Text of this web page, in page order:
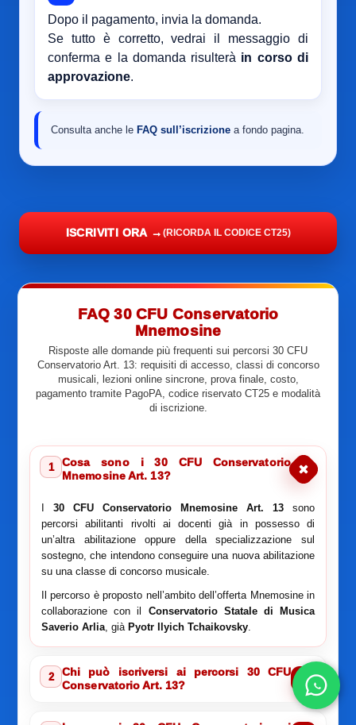
Dopo il pagamento, invia la domanda.
Se tutto è corretto, vedrai il messaggio di
conferma e la domanda risulterà in corso di
approvazione.
Consulta anche le FAQ sull’iscrizione a fondo pagina.
ISCRIVITI ORA → (RICORDA IL CODICE CT25)
FAQ 30 CFU Conservatorio
Mnemosine
Risposte alle domande più frequenti sui percorsi 30 CFU
Conservatorio Art. 13: requisiti di accesso, classi di concorso
musicali, lezioni online sincrone, prova finale, costo,
pagamento tramite PagoPA, codice riservato CT25 e modalità
di iscrizione.
1
Cosa sono i 30 CFU Conservatorio
Mnemosine Art. 13?
30 CFU Conservatorio Mnemosine Art. 13 sono
percorsi abilitanti rivolti ai docenti già in possesso di
un’altra abilitazione oppure della specializzazione sul
sostegno, che intendono conseguire una nuova abilitazione
su una classe di concorso musicale.
Il percorso è proposto nell’ambito dell’offerta Mnemosine in
collaborazione con il Conservatorio Statale di Musica
Saverio Arlia, già Pyotr Ilyich Tchaikovsky.
2
Chi può iscriversi ai percorsi 30 CFU
Conservatorio Art. 13?